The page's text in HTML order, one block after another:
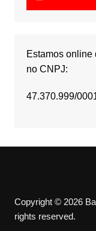
Estamos online
no CNPJ:
47.370.999/
Copyright © 2026
rights reserved.